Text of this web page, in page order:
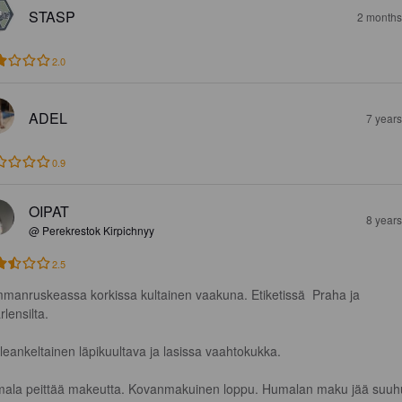
STASP 2
2.0
ADEL 7
0.9
OIPAT
@ Perekrestok Kirpichnyy
8
2.5
korkissa kultainen vaakuna. Etiketissä  Praha ja
läpikuultava ja lasissa vaahtokukka.
peittää makeutta. Kovanmakuinen loppu. Humalan maku jää